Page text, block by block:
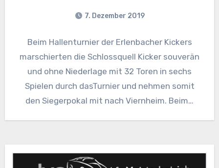
7. Dezember 2019
Beim Hallenturnier der Erlenbacher Kickers
marschierten die Schlossquell Kicker souverän
und ohne Niederlage mit 32 Toren in sechs
Spielen durch dasTurnier und nehmen somit
den Siegerpokal mit nach Viernheim. Beim…